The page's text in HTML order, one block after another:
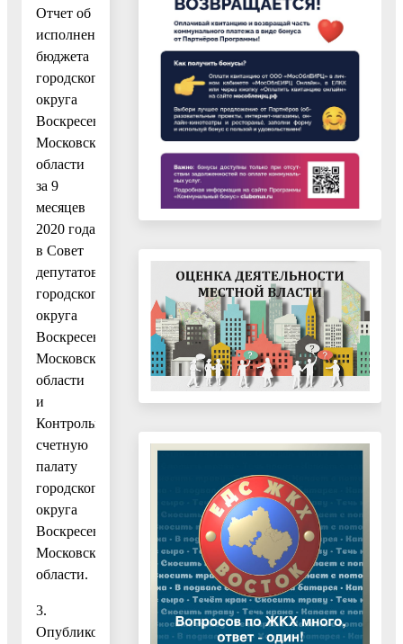
Отчет об
исполнении
бюджета
городского
округа
Воскресенск
Московской
области
за 9
месяцев
2020 года
в Совет
депутатов
городского
округа
Воскресенск
Московской
области
и
Контрольно-
счетную
палату
городского
округа
Воскресенск
Московской
области.
3.
Опубликовать